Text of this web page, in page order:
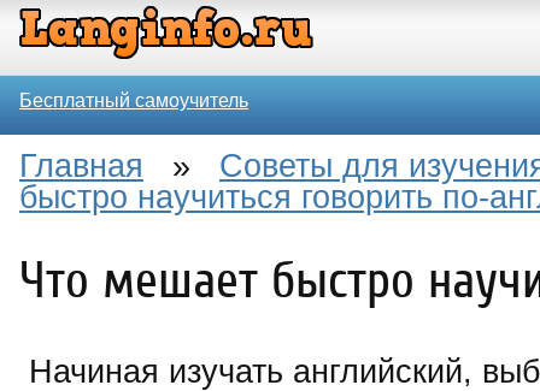
Бесплатный самоучитель
Главная » Советы для
быстро научиться говорить по-
Что мешает быстро
Начиная изучать английский,